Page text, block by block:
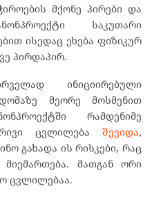
მქონე პირები და
საკუთარი
ისედაც ეხება ფიზიკურ
პირდაპირ.
ინიციირებული
მეორე მოსმენით
რამდენიმე
ცვლილება შევიდა,
გახადა ის რისკები, რაც
მათგან ორი
ცვლილებაა.